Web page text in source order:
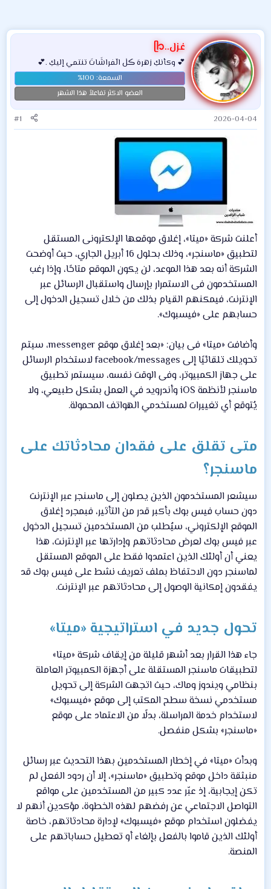
غزل..ᥫ᭡
💕 وكأنكِ زهرهَ ڪلٰ الٓفراشَاتَ تنتمي إليكِ .💕
العضو الاكثر تفاعلاً هذا الشهر
2026-04-04
#1
أعلنت شركة «ميتا»، إغلاق موقعها الإلكترونى المستقل
لتطبيق «ماسنجر»، وذلك بحلول 16 أبريل الجاري، حيث أوضحت
الشركة أنه بعد هذا الموعد، لن يكون الموقع متاحًا، وإذا رغب
المستخدمون فى الاستمرار بإرسال واستقبال الرسائل عبر
الإنترنت، فيمكنهم القيام بذلك من خلال تسجيل الدخول إلى
حسابهم على «فيسبوك».
وأضافت «ميتا» فى بيان: «بعد إغلاق موقع messenger، سيتم
تحويلك تلقائيًا إلى facebook/messages لاستخدام الرسائل
على جهاز الكمبيوتر، وفى الوقت نفسه، سيستمر تطبيق
ماسنجر لأنظمة iOS وأندرويد في العمل بشكل طبيعي، ولا
يُتوقع أي تغييرات لمستخدمي الهواتف المحمولة.
متى تقلق على فقدان محادثاتك على
ماسنجر؟
سيشعر المستخدمون الذين يصلون إلى ماسنجر عبر الإنترنت
دون حساب فيس بوك بأكبر قدر من التأثير، فبمجرد إغلاق
الموقع الإلكتروني، سيُطلب من المستخدمين تسجيل الدخول
عبر فيس بوك لعرض محادثاتهم وإدارتها عبر الإنترنت، هذا
يعني أن أولئك الذين اعتمدوا فقط على الموقع المستقل
لماسنجر دون الاحتفاظ بملف تعريف نشط على فيس بوك قد
يفقدون إمكانية الوصول إلى محادثاتهم عبر الإنترنت.
تحول جديد في استراتيجية «ميتا»
جاء هذا القرار بعد أشهر قليلة من إيقاف شركة «ميتا»
لتطبيقات ماسنجر المستقلة على أجهزة الكمبيوتر العاملة
بنظامي ويندوز وماك، حيث اتجهت الشركة إلى تحويل
مستخدمي نسخة سطح المكتب إلى موقع «فيسبوك»
لاستخدام خدمة المراسلة، بدلًا من الاعتماد على موقع
«ماسنجر» بشكل منفصل.
وبدأت «ميتا» في إخطار المستخدمين بهذا التحديث عبر رسائل
منبثقة داخل موقع وتطبيق «ماسنجر»، إلا أن ردود الفعل لم
تكن إيجابية، إذ عبّر عدد كبير من المستخدمين على مواقع
التواصل الاجتماعي عن رفضهم لهذه الخطوة، مؤكدين أنهم لا
يفضلون استخدام موقع «فيسبوك» لإدارة محادثاتهم، خاصة
أولئك الذين قاموا بالفعل بإلغاء أو تعطيل حساباتهم على
المنصة.